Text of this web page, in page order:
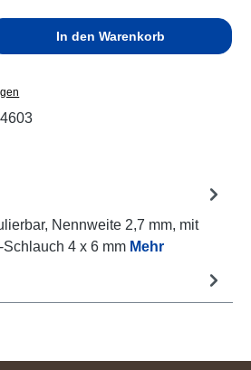
Gib den gewünschten
In den Warenkorb
Nennweite 2,7 mm, mit
4 x 6 mm Mehr